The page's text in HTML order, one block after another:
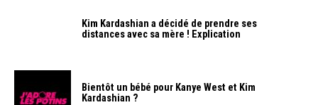
Kim Kardashian a décidé de prendre ses
distances avec sa mère ! Explication
Bientôt un bébé pour Kanye West et Kim
Kardashian ?